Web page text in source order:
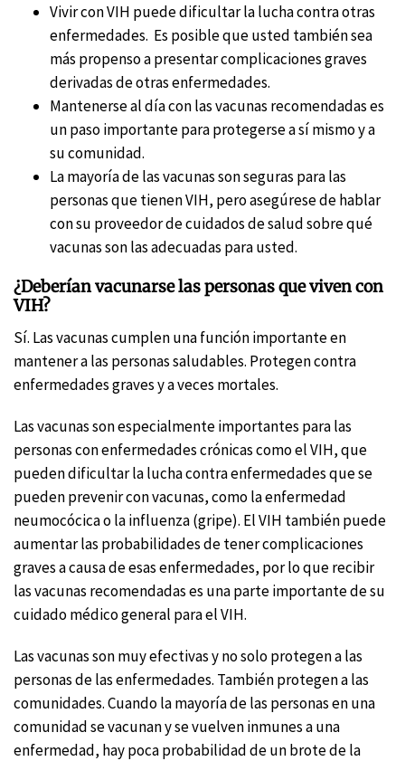
Vivir con VIH puede dificultar la lucha contra otras
enfermedades. Es posible que usted también sea
más propenso a presentar complicaciones graves
derivadas de otras enfermedades.
Mantenerse al día con las vacunas recomendadas es
un paso importante para protegerse a sí mismo y a
su comunidad.
La mayoría de las vacunas son seguras para las
personas que tienen VIH, pero asegúrese de hablar
con su proveedor de cuidados de salud sobre qué
vacunas son las adecuadas para usted.
¿Deberían vacunarse las personas que viven con
VIH?
Sí. Las vacunas cumplen una función importante en
mantener a las personas saludables. Protegen contra
enfermedades graves y a veces mortales.
Las vacunas son especialmente importantes para las
personas con enfermedades crónicas como el VIH, que
pueden dificultar la lucha contra enfermedades que se
pueden prevenir con vacunas, como la enfermedad
neumocócica o la influenza (gripe). El VIH también puede
aumentar las probabilidades de tener complicaciones
graves a causa de esas enfermedades, por lo que recibir
las vacunas recomendadas es una parte importante de su
cuidado médico general para el VIH.
Las vacunas son muy efectivas y no solo protegen a las
personas de las enfermedades. También protegen a las
comunidades. Cuando la mayoría de las personas en una
comunidad se vacunan y se vuelven inmunes a una
enfermedad, hay poca probabilidad de un brote de la